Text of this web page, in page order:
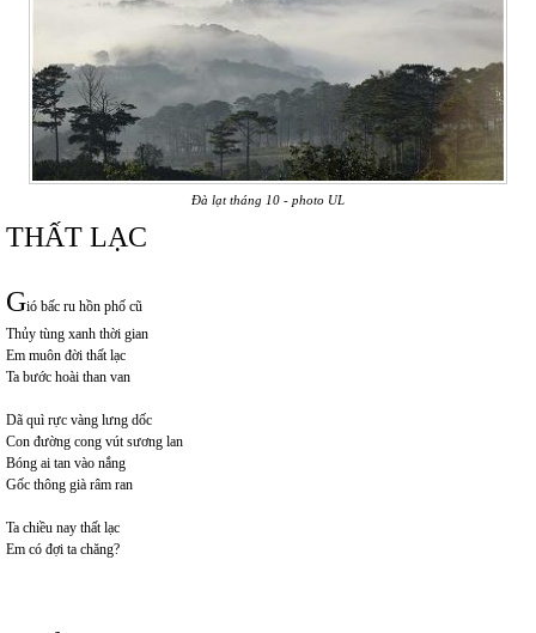
Đà lạt tháng 10 - photo UL
THẤT LẠC
Gió bấc ru hồn phố cũ
Thủy tùng xanh thời gian
Em muôn đời thất lạc
Ta bước hoài than van
Dã quì rực vàng lưng dốc
Con đường cong vút sương lan
Bóng ai tan vào nắng
Gốc thông già râm ran
Ta chiều nay thất lạc
Em có đợi ta chăng?